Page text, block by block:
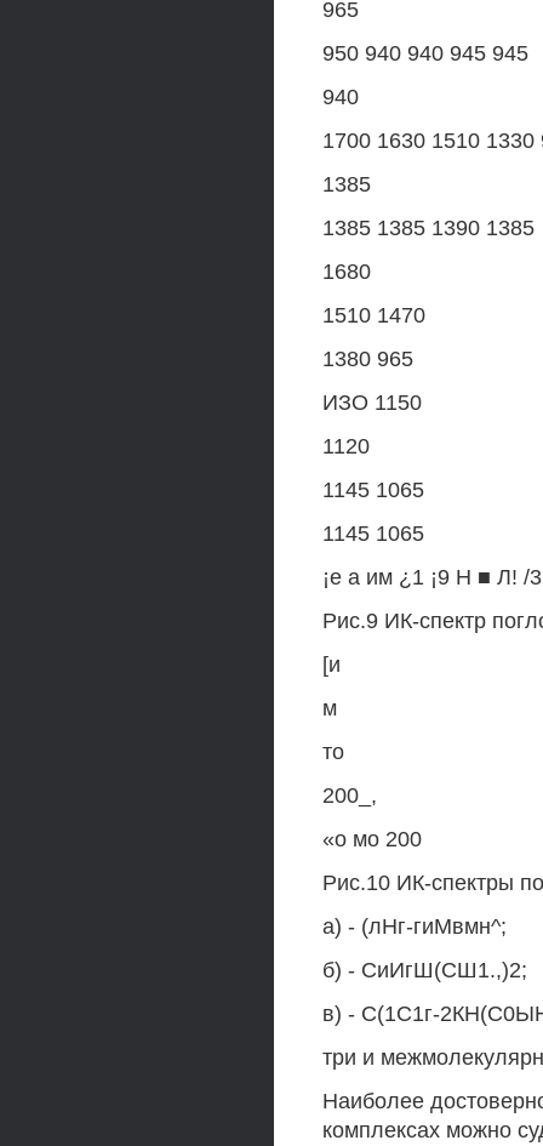
965
950 940 940 945 945
940
1700 1630 1510 1330
1385
1385 1385 1390 1385
1680
1510 1470
1380 965
ИЗО 1150
1120
1145 1065
1145 1065
¡е а им ¿1 ¡9 Н ■ Л! /
Рис.9 ИК-спектр
[и
м
то
200_,
«о мо 200
Рис.10 ИК-спектры
а) - (лНг-гиМвмн^;
б) - СиИгШ(СШ1.,)2;
в) - С(1С1г-
три и
Наиболее
комплексах можно